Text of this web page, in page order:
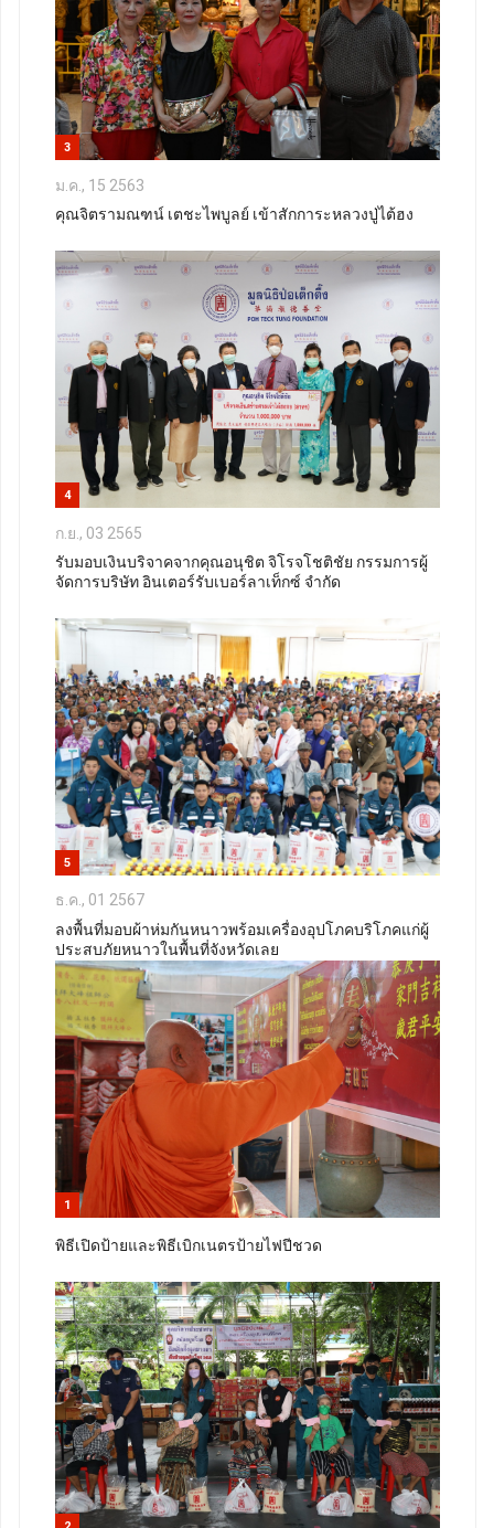
3
ม.ค., 15 2563
คุณจิตรามณฑน์ เตชะไพบูลย์ เข้าสักการะหลวงปู่ไต้ฮง
4
ก.ย., 03 2565
รับมอบเงินบริจาคจากคุณอนุชิต จิโรจโชติชัย กรรมการผู้
จัดการบริษัท อินเตอร์รับเบอร์ลาเท็กซ์ จำกัด
5
ธ.ค., 01 2567
ลงพื้นที่มอบผ้าห่มกันหนาวพร้อมเครื่องอุปโภคบริโภคแก่ผู้
ประสบภัยหนาวในพื้นที่จังหวัดเลย
1
พิธีเปิดป้ายและพิธีเบิกเนตรป้ายไฟปีชวด